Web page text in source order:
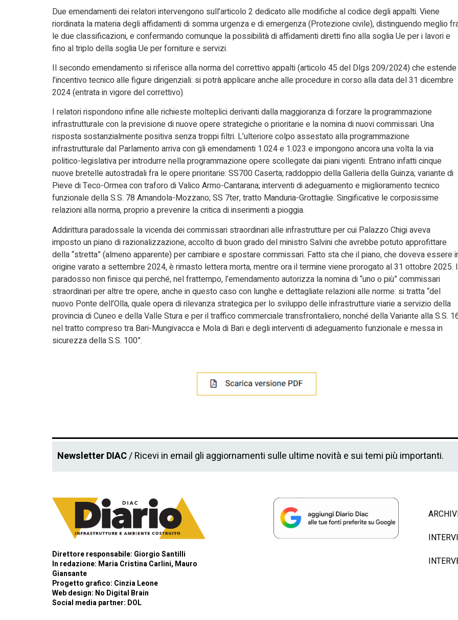
Due emendamenti dei relatori intervengono sull’articolo 2 dedicato alle modifiche al codice degli appalti. Viene
riordinata la materia degli affidamenti di somma urgenza e di emergenza (Protezione civile), distinguendo meglio
le due classificazioni, e confermando comunque la possibilità di affidamenti diretti fino alla soglia Ue per i lavori e
fino al triplo della soglia Ue per forniture e servizi.
Il secondo emendamento si riferisce alla norma del correttivo appalti (articolo 45 del Dlgs 209/2024) che estende
l’incentivo tecnico alle figure dirigenziali: si potrà applicare anche alle procedure in corso alla data del 31 dicembre
2024 (entrata in vigore del correttivo).
I relatori rispondono infine alle richieste molteplici derivanti dalla maggioranza di forzare la programmazione
infrastrutturale con la previsione di nuove opere strategiche o prioritarie e la nomina di nuovi commissari. Una
risposta sostanzialmente positiva senza troppi filtri. L’ulteriore colpo assestato alla programmazione
infrastrutturale dal Parlamento arriva con gli emendamenti 1.024 e 1.023 e impongono ancora una volta la via
politico-legislativa per introdurre nella programmazione opere scollegate dai piani vigenti. Entrano infatti cinque
nuove bretelle autostradali fra le opere prioritarie: SS700 Caserta; raddoppio della Galleria della Guinza; variante di
Pieve di Teco-Ormea con traforo di Valico Armo-Cantarana; interventi di adeguamento e miglioramento tecnico
funzionale della S.S. 78 Amandola-Mozzano; SS 7ter, tratto Manduria-Grottaglie. Singificative le corposissime
relazioni alla norma, proprio a prevenire la critica di inserimenti a pioggia.
Addirittura paradossale la vicenda dei commissari straordinari alle infrastrutture per cui Palazzo Chigi aveva
imposto un piano di razionalizzazione, accolto di buon grado del ministro Salvini che avrebbe potuto approfittare
della “stretta” (almeno apparente) per cambiare e spostare commissari. Fatto sta che il piano, che doveva essere
origine varato a settembre 2024, è rimasto lettera morta, mentre ora il termine viene prorogato al 31 ottobre 2025.
paradosso non finisce qui perché, nel frattempo, l’emendamento autorizza la nomina di “uno o più” commissari
straordinari per altre tre opere, anche in questo caso con lunghe e dettagliate relazioni alle norme: si tratta “del
nuovo Ponte dell’Olla, quale opera di rilevanza strategica per lo sviluppo delle infrastrutture viarie a servizio della
provincia di Cuneo e della Valle Stura e per il traffico commerciale transfrontaliero, nonché della Variante alla S.S.
nel tratto compreso tra Bari-Mungivacca e Mola di Bari e degli interventi di adeguamento funzionale e messa in
sicurezza della S.S. 100”.
Newsletter DIAC/ Ricevi in email gli aggiornamenti sulle ultime novità e sui temi più importanti.
Direttore responsabile: Giorgio Santilli
In redazione: Maria Cristina Carlini, Mauro
Giansante
Progetto grafico: Cinzia Leone
Web design: No Digital Brain
Social media partner: DOL